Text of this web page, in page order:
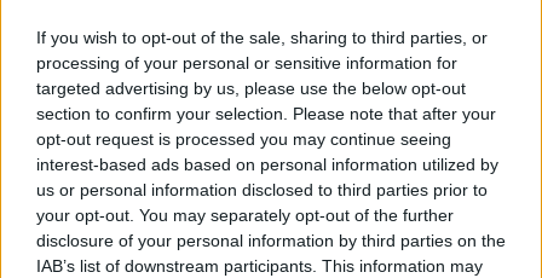
If you wish to opt-out of the sale, sharing to third parties, or
processing of your personal or sensitive information for
targeted advertising by us, please use the below opt-out
section to confirm your selection. Please note that after your
opt-out request is processed you may continue seeing
interest-based ads based on personal information utilized by
us or personal information disclosed to third parties prior to
your opt-out. You may separately opt-out of the further
disclosure of your personal information by third parties on the
IAB’s list of downstream participants. This information may